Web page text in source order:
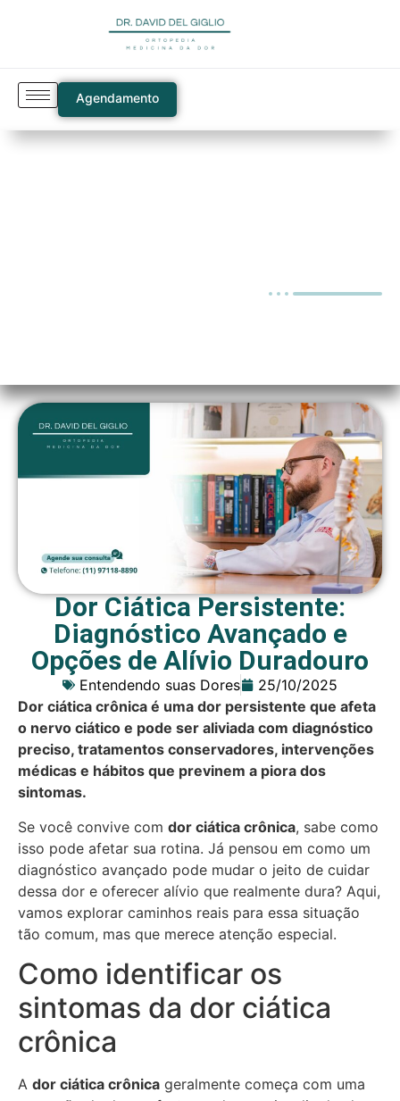
Agendamento
Dor Ciática Persistente:
Diagnóstico Avançado e
Opções de Alívio Duradouro
Entendendo suas Dores
25/10/2025
Dor ciática crônica é uma dor persistente que afeta
o nervo ciático e pode ser aliviada com diagnóstico
preciso, tratamentos conservadores, intervenções
médicas e hábitos que previnem a piora dos
sintomas.
Se você convive com dor ciática crônica, sabe como
isso pode afetar sua rotina. Já pensou em como um
diagnóstico avançado pode mudar o jeito de cuidar
dessa dor e oferecer alívio que realmente dura? Aqui,
vamos explorar caminhos reais para essa situação
tão comum, mas que merece atenção especial.
Como identificar os
sintomas da dor ciática
crônica
A dor ciática crônica geralmente começa com uma